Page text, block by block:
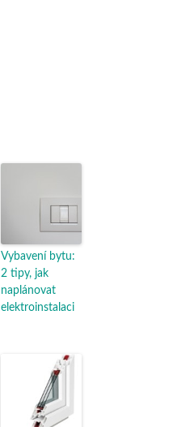
Vybavení bytu:
2 tipy, jak
naplánovat
elektroinstalaci